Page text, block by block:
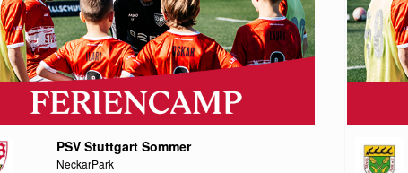
PSV Stuttgart Sommer
NeckarPark